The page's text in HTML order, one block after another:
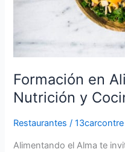
Formación en
Nutrición y
Restaurantes /
Alimentando el Alma te